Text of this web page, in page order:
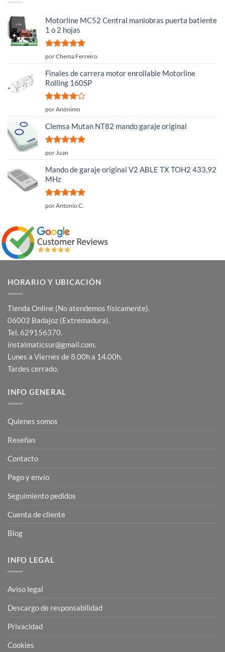
Motorline MC52 Central maniobras puerta batiente
1 o 2 hojas
Valorado
por Chema Ferreiro
Finales de carrera motor enrollable Motorline
Rolling 160SP
Valorado
5
por Anónimo
Clemsa Mutan NT82 mando garaje original
Valorado
por Juan
Mando de garaje original V2 ABLE TX TOH2 433,92
MHz
Valorado
por Antonio C.
HORARIO Y UBICACIÓN
Tienda Online (No atendemos físicamente).
06002 Badajoz (Extremadura).
Tel. 629156370.
instalmaticsur@gmail.com.
Lunes a Viernes de 8.00h a 14.00h.
Tardes cerrado.
INFO GENERAL
Quienes somos
Reseñas
Contacto
Pago y envío
Seguimiento pedidos
Cuenta de cliente
Blog
INFO LEGAL
Aviso legal
Descargo de responsabilidad
Privacidad
Cookies